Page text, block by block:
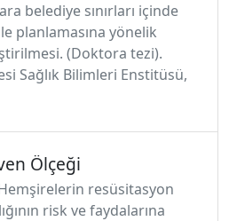
belediye sınırları içinde
planlamasına yönelik
(Doktora tezi).
Sağlık Bilimleri Enstitüsü,
Ölçeği
resüsitasyon
risk ve faydalarına